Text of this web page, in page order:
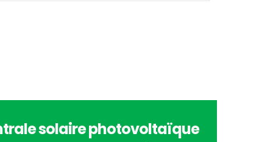
solaire photovoltaïque